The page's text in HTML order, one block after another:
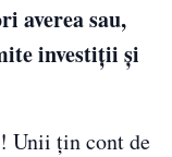
averea sau,
investiții și
Unii țin cont de